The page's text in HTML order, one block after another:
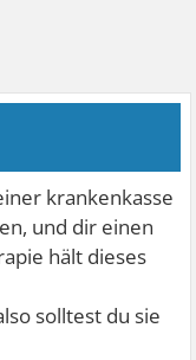
krankenkasse
und dir einen
hält dieses
solltest du sie